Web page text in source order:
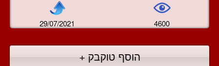
29/07/2021 4600
הוסף טוקבק +